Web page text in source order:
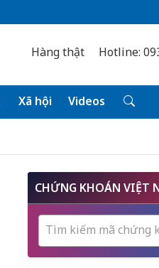
Hàng thật Hotline:
Xã hội Videos
CHỨNG KHOÁN VIỆT
Tìm kiếm mã chứng